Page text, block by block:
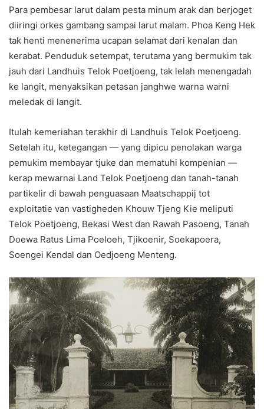
Para pembesar larut dalam pesta minum arak dan berjoget
diiringi orkes gambang sampai larut malam. Phoa Keng Hek
tak henti menenerima ucapan selamat dari kenalan dan
kerabat. Penduduk setempat, terutama yang bermukim tak
jauh dari Landhuis Telok Poetjoeng, tak lelah menengadah
ke langit, menyaksikan petasan janghwe warna warni
meledak di langit.
Itulah kemeriahan terakhir di Landhuis Telok Poetjoeng.
Setelah itu, ketegangan — yang dipicu penolakan warga
pemukim membayar tjuke dan mematuhi kompenian —
kerap mewarnai Land Telok Poetjoeng dan tanah-tanah
partikelir di bawah penguasaan Maatschappij tot
exploitatie van vastigheden Khouw Tjeng Kie meliputi
Telok Poetjoeng, Bekasi West dan Rawah Pasoeng, Tanah
Doewa Ratus Lima Poeloeh, Tjikoenir, Soekapoera,
Soengei Kendal dan Oedjoeng Menteng.